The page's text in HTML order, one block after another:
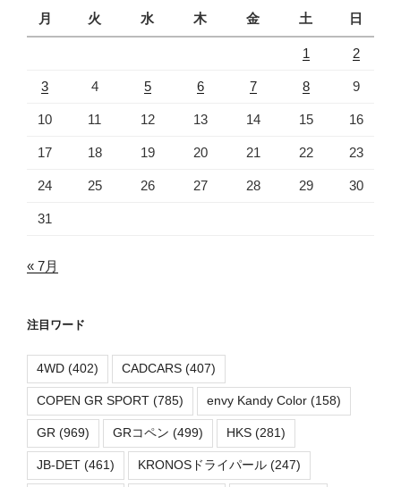
月
火 水 木 金 土 日
1 2
3 4 5 6 7 8 9
10 11 12 13 14 15 16
17 18 19 20 21 22 23
24 25 26 27 28 29 30
31
« 7月
注目ワード
4WD (402) CADCARS (407)
COPEN GR SPORT (785) envy Kandy Color (158)
GR (969) GRコペン (499) HKS (281)
JB-DET (461) KRONOSドライパール (247)